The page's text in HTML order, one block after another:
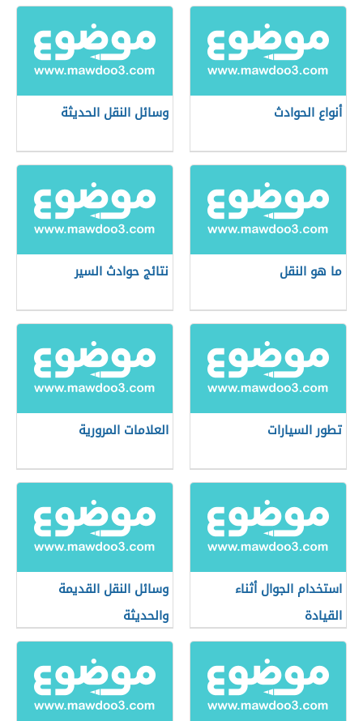
أنواع الحوادث وسائل النقل الحديثة
ما هو النقل نتائج حوادث السير
تطور السيارات العلامات المرورية
استخدام الجوال أثناء
القيادة
وسائل النقل القديمة
والحديثة